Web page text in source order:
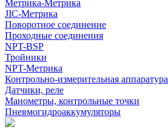
Метрика-Метрика
JIC-Метрика
Поворотное соединение
Проходные соединения
NPT-BSP
Тройники
NPT-Метрика
Контрольно-измерительная аппаратура
Датчики, реле
Манометры, контрольные точки
Пневмогидроаккумуляторы